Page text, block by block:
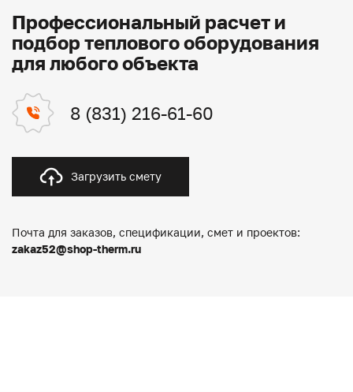
Профессиональный расчет и
подбор теплового оборудования
для любого объекта
8 (831) 216-61-60
Загрузить смету
Почта для заказов, спецификации, смет и проектов:
zakaz52@shop-therm.ru